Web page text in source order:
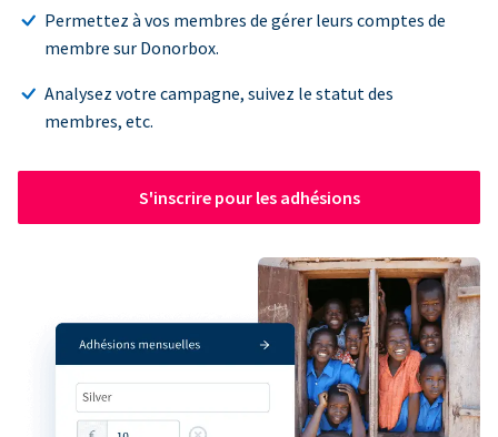
Permettez à vos membres de gérer leurs comptes de
membre sur Donorbox.
Analysez votre campagne, suivez le statut des
membres, etc.
S'inscrire pour les adhésions